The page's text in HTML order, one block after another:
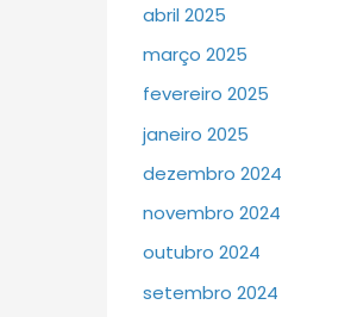
abril 2025
março 2025
fevereiro 2025
janeiro 2025
dezembro 2024
novembro 2024
outubro 2024
setembro 2024